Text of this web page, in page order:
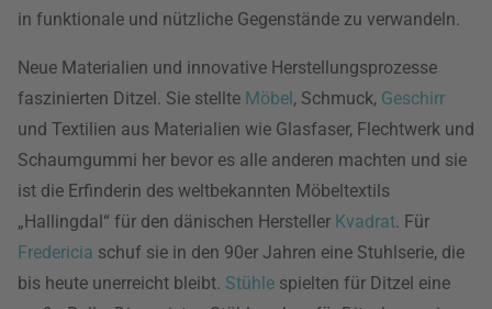
in funktionale und nützliche Gegenstände zu verwandeln.
Neue Materialien und innovative Herstellungsprozesse
faszinierten Ditzel. Sie stellte Möbel, Schmuck, Geschirr
und Textilien aus Materialien wie Glasfaser, Flechtwerk und
Schaumgummi her bevor es alle anderen machten und sie
ist die Erfinderin des weltbekannten Möbeltextils
„Hallingdal“ für den dänischen Hersteller Kvadrat. Für
Fredericia schuf sie in den 90er Jahren eine Stuhlserie, die
bis heute unerreicht bleibt. Stühle spielten für Ditzel eine